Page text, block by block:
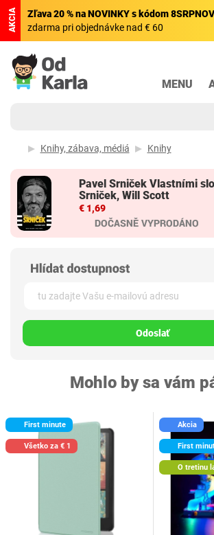
AKCIA Zľava 20 % na NOVINKY s kódom
zdarma pri objednávke nad € 60
MENU
Knihy, zábava, médiá Knihy
Pavel Srniček Vlastními
Srniček, Will Scott
€ 1,69
Odoslať
Mohlo by sa vám
First minute
Všetko za € 1
Akcia
First
O tretinu